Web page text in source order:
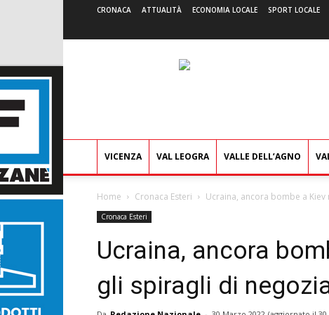
CRONACA ATTUALITÀ ECONOMIA LOCALE SPORT LOCALE
VICENZA VAL LEOGRA VALLE DELL’AGNO
Home Cronaca Esteri Ucraina, ancora bombe a
Cronaca Esteri
Ucraina, ancora
gli spiragli di